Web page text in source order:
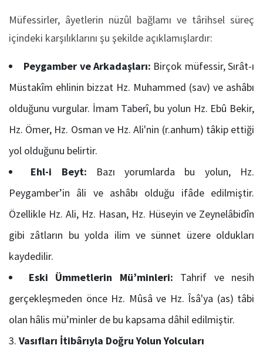
Müfessirler, âyetlerin nüzûl bağlamı ve târihsel süreç
içindeki karşılıklarını şu şekilde açıklamışlardır:
Peygamber ve Arkadaşları: Birçok müfessir, Sırât-ı
Müstakîm ehlinin bizzat Hz. Muhammed (sav) ve ashâbı
olduğunu vurgular. İmam Taberî, bu yolun Hz. Ebû Bekir,
Hz. Ömer, Hz. Osman ve Hz. Ali'nin (r.anhum) tâkip ettiği
yol olduğunu belirtir.
Ehl-i Beyt: Bazı yorumlarda bu yolun, Hz.
Peygamber’in âli ve ashâbı olduğu ifâde edilmiştir.
Özellikle Hz. Ali, Hz. Hasan, Hz. Hüseyin ve Zeynelâbidîn
gibi zâtların bu yolda ilim ve sünnet üzere oldukları
kaydedilir.
Eski Ümmetlerin Mü’minleri: Tahrif ve nesih
gerçekleşmeden önce Hz. Mûsâ ve Hz. Îsâ'ya (as) tâbi
olan hâlis mü’minler de bu kapsama dâhil edilmiştir.
Vasıfları İtibârıyla Doğru Yolun Yolcuları